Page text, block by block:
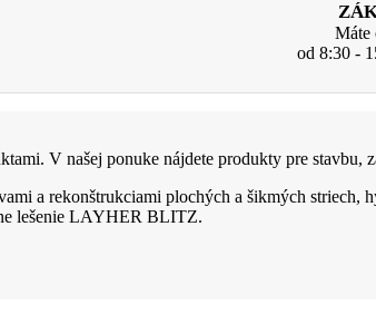
Máte
od 8:30 -
V našej ponuke nájdete produkty pre stavbu,
a rekonštrukciami plochých a šikmých
lešenie LAYHER BLITZ.